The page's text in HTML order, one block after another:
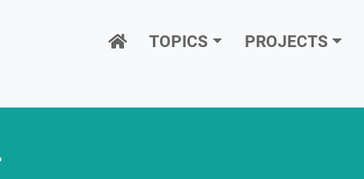
Hauptnavigation
TOPICS PROJECTS